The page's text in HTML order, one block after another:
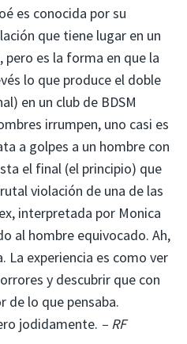
es conocida por su
que tiene lugar en un
es la forma en que la
lo que produce el doble
en un club de BDSM
irrumpen, uno casi es
a golpes a un hombre con
el final (el principio) que
violación de una de las
interpretada por Monica
al hombre equivocado. Ah,
La experiencia es como ver
y descubrir que con
de lo que pensaba.
jodidamente. – RF